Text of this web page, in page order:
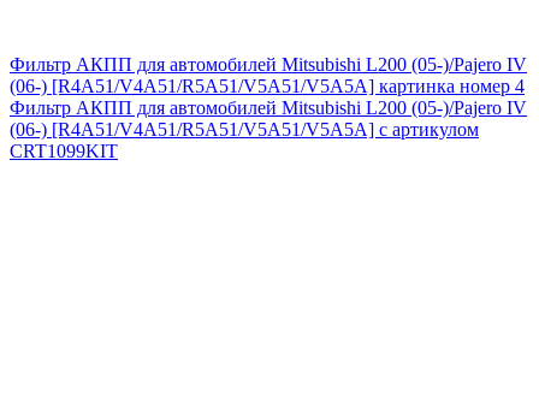
Фильтр АКПП для автомобилей Mitsubishi L200 (05-)/Pajero IV
(06-) [R4A51/V4A51/R5A51/V5A51/V5A5A] картинка номер 4
Фильтр АКПП для автомобилей Mitsubishi L200 (05-)/Pajero IV
(06-) [R4A51/V4A51/R5A51/V5A51/V5A5A] с артикулом
CRT1099KIT